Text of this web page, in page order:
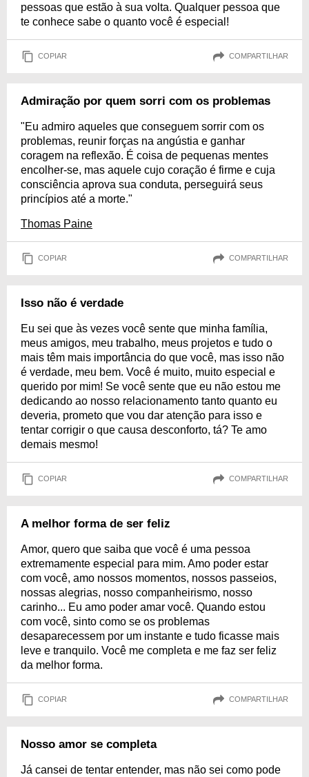
pessoas que estão à sua volta. Qualquer pessoa que
te conhece sabe o quanto você é especial!
COPIAR COMPARTILHAR
Admiração por quem sorri com os problemas
"Eu admiro aqueles que conseguem sorrir com os
problemas, reunir forças na angústia e ganhar
coragem na reflexão. É coisa de pequenas mentes
encolher-se, mas aquele cujo coração é firme e cuja
consciência aprova sua conduta, perseguirá seus
princípios até a morte."
Thomas Paine
COPIAR COMPARTILHAR
Isso não é verdade
Eu sei que às vezes você sente que minha família,
meus amigos, meu trabalho, meus projetos e tudo o
mais têm mais importância do que você, mas isso não
é verdade, meu bem. Você é muito, muito especial e
querido por mim! Se você sente que eu não estou me
dedicando ao nosso relacionamento tanto quanto eu
deveria, prometo que vou dar atenção para isso e
tentar corrigir o que causa desconforto, tá? Te amo
demais mesmo!
COPIAR COMPARTILHAR
A melhor forma de ser feliz
Amor, quero que saiba que você é uma pessoa
extremamente especial para mim. Amo poder estar
com você, amo nossos momentos, nossos passeios,
nossas alegrias, nosso companheirismo, nosso
carinho... Eu amo poder amar você. Quando estou
com você, sinto como se os problemas
desaparecessem por um instante e tudo ficasse mais
leve e tranquilo. Você me completa e me faz ser feliz
da melhor forma.
COPIAR COMPARTILHAR
Nosso amor se completa
Já cansei de tentar entender, mas não sei como pode